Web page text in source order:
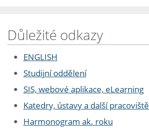
Důležité odkazy
ENGLISH
Studijní oddělení
SIS, webové aplikace, eLearning
Katedry, ústavy a další pracoviště
Harmonogram ak. roku